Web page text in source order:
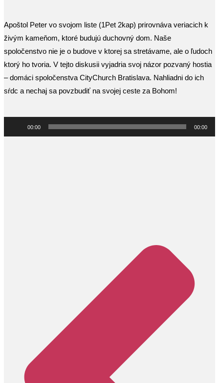
Apoštol Peter vo svojom liste (1Pet 2kap) prirovnáva veriacich k
živým kameňom, ktoré budujú duchovný dom. Naše
spoločenstvo nie je o budove v ktorej sa stretávame, ale o ľudoch
ktorý ho tvoria. V tejto diskusii vyjadria svoj názor pozvaný hostia
– domáci spoločenstva CityChurch Bratislava. Nahliadni do ich
sŕdc a nechaj sa povzbudiť na svojej ceste za Bohom!
prehrávač00:00 00:00